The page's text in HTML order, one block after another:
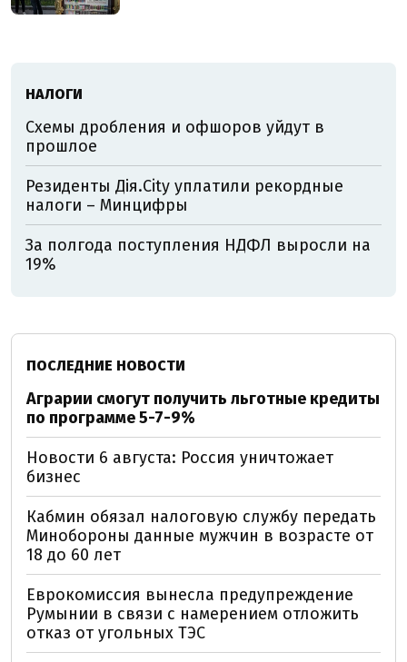
НАЛОГИ
Схемы дробления и офшоров уйдут в
прошлое
Резиденты Дія.City уплатили рекордные
налоги – Минцифры
За полгода поступления НДФЛ выросли на
19%
ПОСЛЕДНИЕ НОВОСТИ
Аграрии смогут получить льготные кредиты
по программе 5-7-9%
Новости 6 августа: Россия уничтожает
бизнес
Кабмин обязал налоговую службу передать
Минобороны данные мужчин в возрасте от
18 до 60 лет
Еврокомиссия вынесла предупреждение
Румынии в связи с намерением отложить
отказ от угольных ТЭС